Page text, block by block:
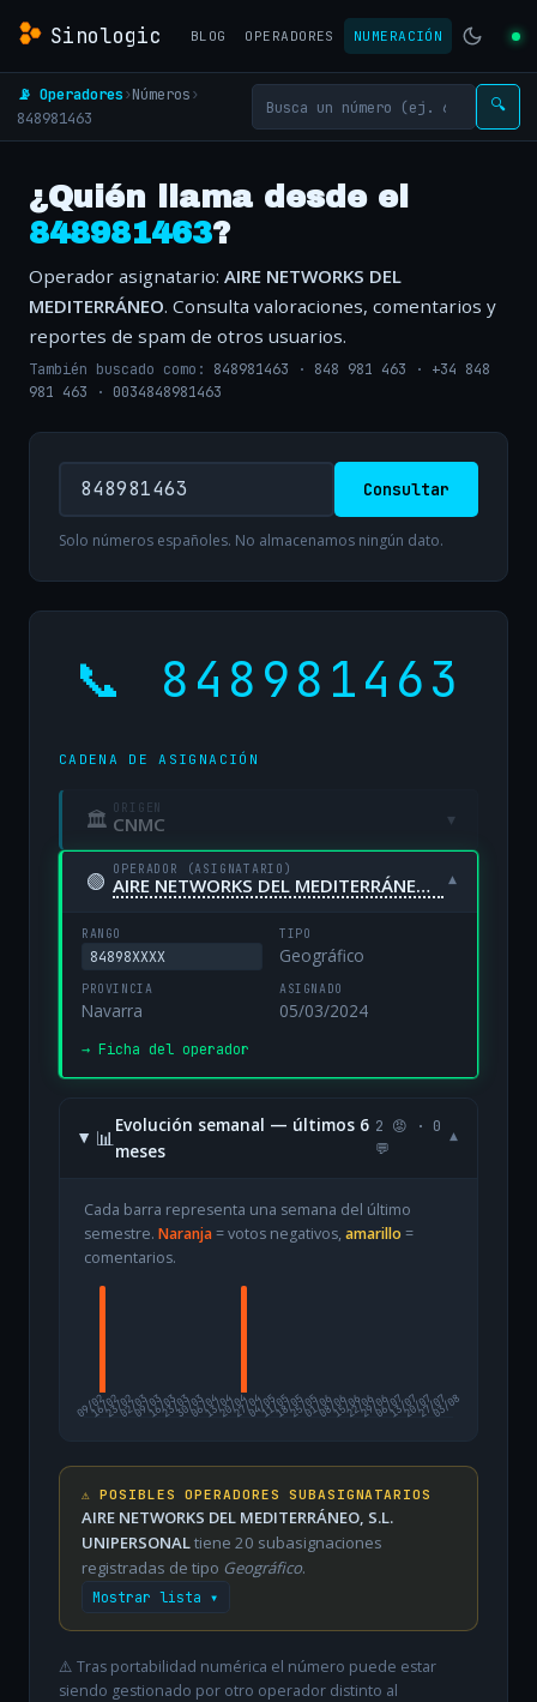
Sinologic BLOG OPERADORES NUMERACIÓN
📡 Operadores›Números›
848981463
🔍
¿Quién llama desde el
848981463?
Operador asignatario: AIRE NETWORKS DEL
MEDITERRÁNEO. Consulta valoraciones, comentarios y
reportes de spam de otros usuarios.
También buscado como: 848981463 · 848 981 463 · +34 848
981 463 · 0034848981463
Consultar
Solo números españoles. No almacenamos ningún dato.
📞 848981463
CADENA DE ASIGNACIÓN
🏛 ORIGEN
CNMC ▾
🟢 OPERADOR (ASIGNATARIO)
AIRE NETWORKS DEL MEDITERRÁNEO, S.L. UNIPERSONAL ▾
RANGO
84898XXXX
TIPO
Geográfico
PROVINCIA
Navarra
ASIGNADO
05/03/2024
→ Ficha del operador
📊
Evolución semanal — últimos 6
meses
2 😡 · 0
💬
▾
Cada barra representa una semana del último
semestre. Naranja= votos negativos, amarillo =
comentarios.
09/02
16/0223/0202/0309/0316/0323/0330/0306/0413/0420/0427/0404/0511/0518/0525/0501/0608/0615/0622/0629/0606/0713/0720/0727/07
03/08
⚠️ POSIBLES OPERADORES SUBASIGNATARIOS
AIRE NETWORKS DEL MEDITERRÁNEO, S.L.
UNIPERSONALtiene 20 subasignaciones
registradas de tipo Geográfico.
Mostrar lista ▾
⚠️ Tras portabilidad numérica el número puede estar
siendo gestionado por otro operador distinto al